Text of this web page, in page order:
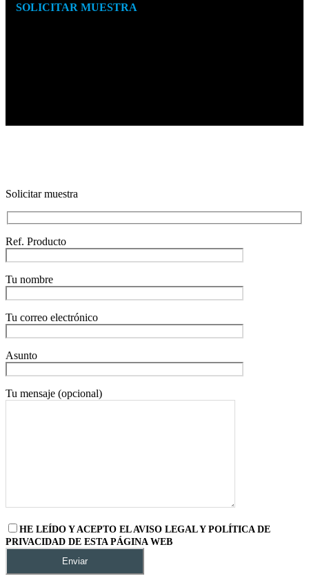
SOLICITAR MUESTRA
Solicitar muestra
Ref. Producto
Tu nombre
Tu correo electrónico
Asunto
Tu mensaje (opcional)
HE LEÍDO Y ACEPTO EL AVISO LEGAL Y POLÍTICA DE
PRIVACIDAD DE ESTA PÁGINA WEB